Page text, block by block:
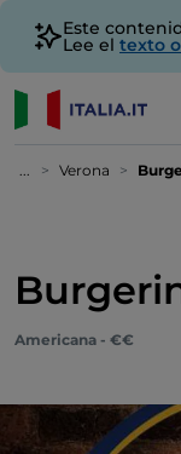
Este
Lee el texto
... Verona
Americana - €€